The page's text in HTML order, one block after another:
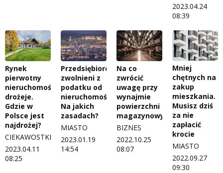
2023.04.24
08:39
Rynek
pierwotny
nieruchomości
drożeje.
Gdzie w
Polsce jest
najdrożej?
CIEKAWOSTKI
2023.04.11
08:25
Przedsiębiorcy
zwolnieni z
podatku od
nieruchomości.
Na jakich
zasadach?
MIASTO
2023.01.19
14:54
Na co
zwrócić
uwagę przy
wynajmie
powierzchni
magazynowych?
BIZNES
2022.10.25
08:07
Mniej
chętnych na
zakup
mieszkania.
Musisz dziś
za nie
zapłacić
krocie
MIASTO
2022.09.27
09:30